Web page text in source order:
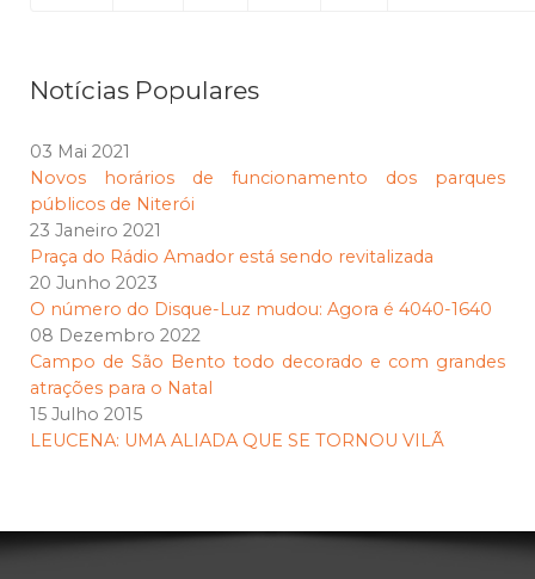
Notícias Populares
03 Mai 2021
Novos horários de funcionamento dos parques
públicos de Niterói
23 Janeiro 2021
Praça do Rádio Amador está sendo revitalizada
20 Junho 2023
O número do Disque-Luz mudou: Agora é 4040-1640
08 Dezembro 2022
Campo de São Bento todo decorado e com grandes
atrações para o Natal
15 Julho 2015
LEUCENA: UMA ALIADA QUE SE TORNOU VILÃ